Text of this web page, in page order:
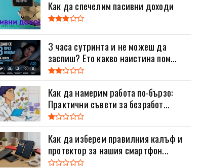
Как да спечелим пасивни доходи
3 часа сутринта и не можеш да
заспиш? Ето какво наистина пом...
Как да намерим работа по-бързо:
Практични съвети за безработ...
Как да изберем правилния калъф и
протектор за нашия смартфон...